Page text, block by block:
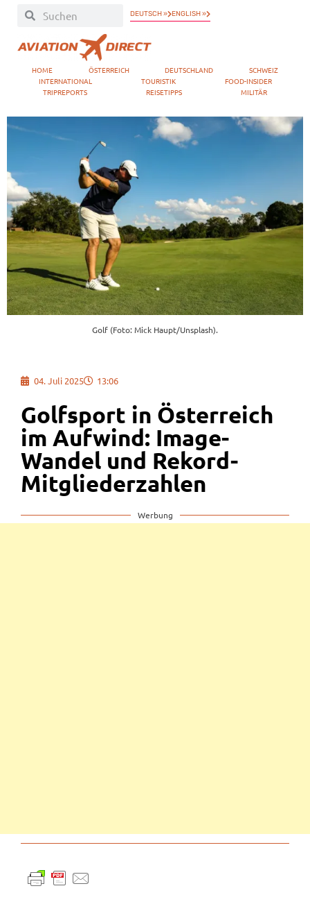
DEUTSCH » ENGLISH »
HOME ÖSTERREICH DEUTSCHLAND
SCHWEIZ
INTERNATIONAL
TOURISTIK
FOOD-INSIDER
TRIPREPORTS
REISETIPPS MILITÄR
Golf (Foto: Mick Haupt/Unsplash).
04. Juli 2025 13:06
Golfsport in Österreich
im Aufwind: Image-
Wandel und Rekord-
Mitgliederzahlen
Werbung